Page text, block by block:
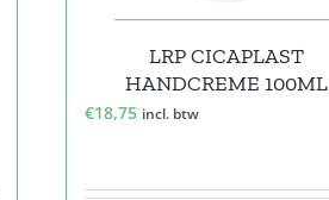
LRP CICAPLAST
HANDCREME 100ML
€18,75 incl. btw